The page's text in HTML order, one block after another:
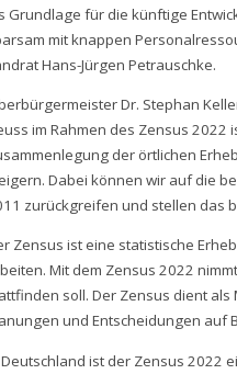
Grundlage für die künftige
mit knappen
Hans-Jürgen Petrauschke.
Dr. Stephan
im Rahmen des Zensus
der örtlichen
Dabei können wir auf die
zurückgreifen und stellen das
Zensus ist eine statistische
Mit dem Zensus 2022
soll. Der Zensus dient
und Entscheidungen auf
ist der Zensus 2022